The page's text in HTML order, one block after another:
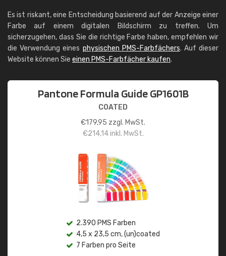
Es ist riskant, eine Entscheidung basierend auf der Anzeige einer
Farbe auf einem digitalen Bildschirm zu treffen. Um
sicherzugehen, dass Sie die richtige Farbe haben, empfehlen wir
die Verwendung eines physischen PMS-Farbfächers. Auf dieser
Website können Sie einen PMS-Farbfächer kaufen.
Pantone Formula Guide GP1601B
COATED
€179,95 zzgl. MwSt.
€214,14inkl. MwSt.
2.390 PMS Farben
4,5 x 23,5 cm, (un)coated
7 Farben pro Seite